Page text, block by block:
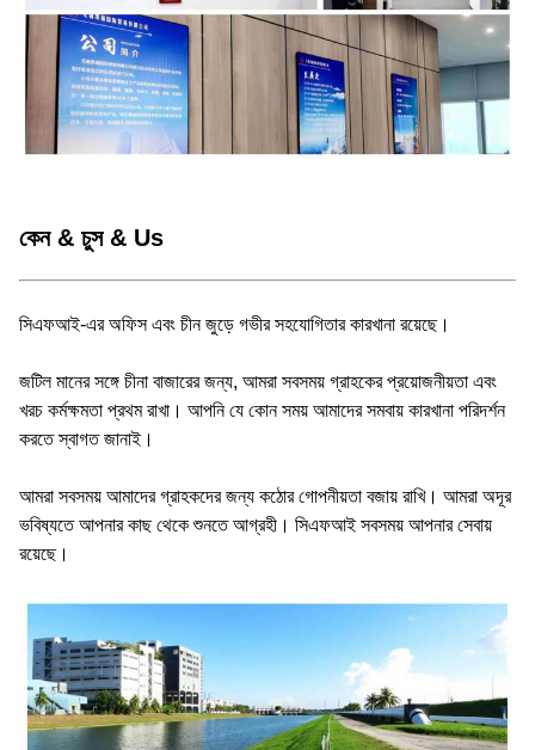
কেন & চুস & Us
সিএফআই-এর অফিস এবং চীন জুড়ে গভীর সহযোগিতার কারখানা রয়েছে।
জটিল মানের সঙ্গে চীনা বাজারের জন্য, আমরা সবসময় গ্রাহকের প্রয়োজনীয়তা এবং
খরচ কর্মক্ষমতা প্রথম রাখা। আপনি যে কোন সময় আমাদের সমবায় কারখানা পরিদর্শন
করতে স্বাগত জানাই।
আমরা সবসময় আমাদের গ্রাহকদের জন্য কঠোর গোপনীয়তা বজায় রাখি। আমরা অদূর
ভবিষ্যতে আপনার কাছ থেকে শুনতে আগ্রহী। সিএফআই সবসময় আপনার সেবায়
রয়েছে।